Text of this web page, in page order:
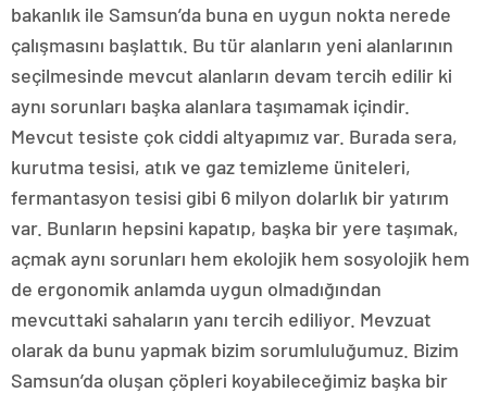
bakanlık ile Samsun’da buna en uygun nokta nerede
çalışmasını başlattık. Bu tür alanların yeni alanlarının
seçilmesinde mevcut alanların devam tercih edilir ki
aynı sorunları başka alanlara taşımamak içindir.
Mevcut tesiste çok ciddi altyapımız var. Burada sera,
kurutma tesisi, atık ve gaz temizleme üniteleri,
fermantasyon tesisi gibi 6 milyon dolarlık bir yatırım
var. Bunların hepsini kapatıp, başka bir yere taşımak,
açmak aynı sorunları hem ekolojik hem sosyolojik hem
de ergonomik anlamda uygun olmadığından
mevcuttaki sahaların yanı tercih ediliyor. Mevzuat
olarak da bunu yapmak bizim sorumluluğumuz. Bizim
Samsun’da oluşan çöpleri koyabileceğimiz başka bir